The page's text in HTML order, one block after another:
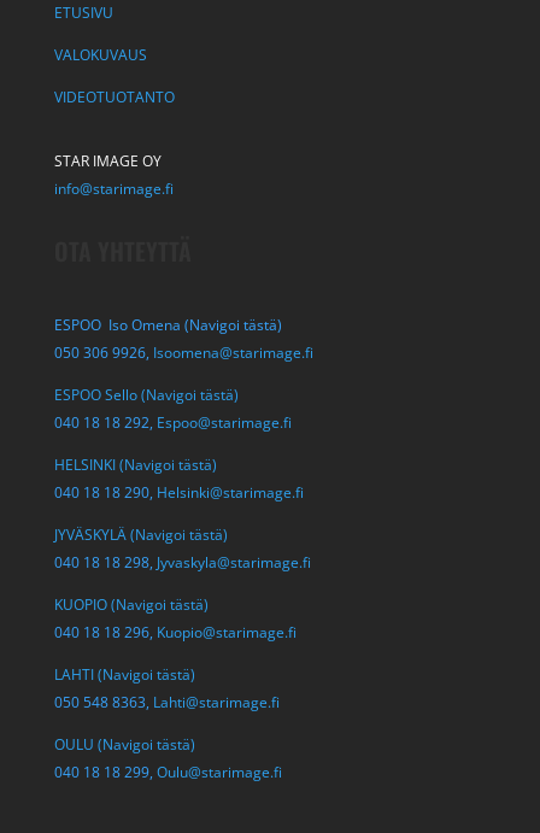
ETUSIVU
VALOKUVAUS
VIDEOTUOTANTO
STAR IMAGE OY
info@starimage.fi
ESPOO Iso Omena (Navigoi tästä)
050 306 9926, Isoomena@starimage.fi
ESPOO Sello (Navigoi tästä)
040 18 18 292, Espoo@starimage.fi
HELSINKI (Navigoi tästä)
040 18 18 290, Helsinki@starimage.fi
JYVÄSKYLÄ (Navigoi tästä)
040 18 18 298, Jyvaskyla@starimage.fi
KUOPIO (Navigoi tästä)
040 18 18 296, Kuopio@starimage.fi
LAHTI (Navigoi tästä)
050 548 8363, Lahti@starimage.fi
OULU (Navigoi tästä)
040 18 18 299, Oulu@starimage.fi